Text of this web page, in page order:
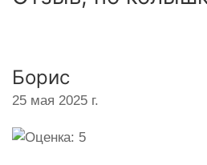
Борис
25 мая 2025 г.